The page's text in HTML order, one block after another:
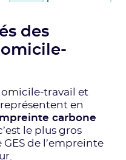
des
travail et
en
carbone
le plus gros
GES de l’empreinte